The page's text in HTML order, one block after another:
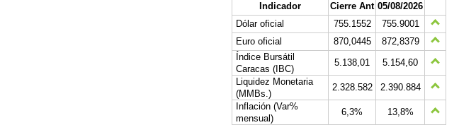
Indicador Cierre Ant 05/08/2026
Dólar oficial
755.1552
755.9001
Euro oficial
870,0445
872,8379
Índice Bursátil
Caracas (IBC)
5.138,01
5.154,60
Liquidez Monetaria
(MMBs.)
2.328.582
2.390.884
Inflación (Var%
mensual)
6,3%
13,8%